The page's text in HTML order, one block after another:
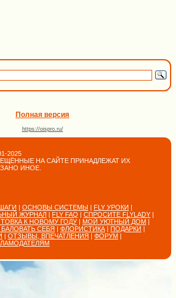
Полная версия
https://oispro.ru/
2025
НА САЙТЕ ПРИНАДЛЕЖАТ ИХ
ИНОЕ.
| ОСНОВЫ СИСТЕМЫ | FLY УРОКИ |
ЖУРНАЛ | FLY FAQ | СПРОСИТЕ FLYLADY |
К НОВОМУ ГОДУ | МОЙ УЮТНЫЙ ДОМ |
СЕБЯ | ФЛОРИСТИКА | ПОДАРКИ |
| ОТЗЫВЫ, ВПЕЧАТЛЕНИЯ | ФОРУМ |